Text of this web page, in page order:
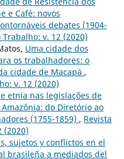
e Café: novos
debates (1904-
v. 12 (2020)
Uma cidade dos
os trabalhadores: o
cidade de Macapá ,
v. 12 (2020)
etnia nas legislações de
do Diretório ao
(1755-1859) , Revista
(2020)
sujetos y conflictos en el
brasileña a mediados del